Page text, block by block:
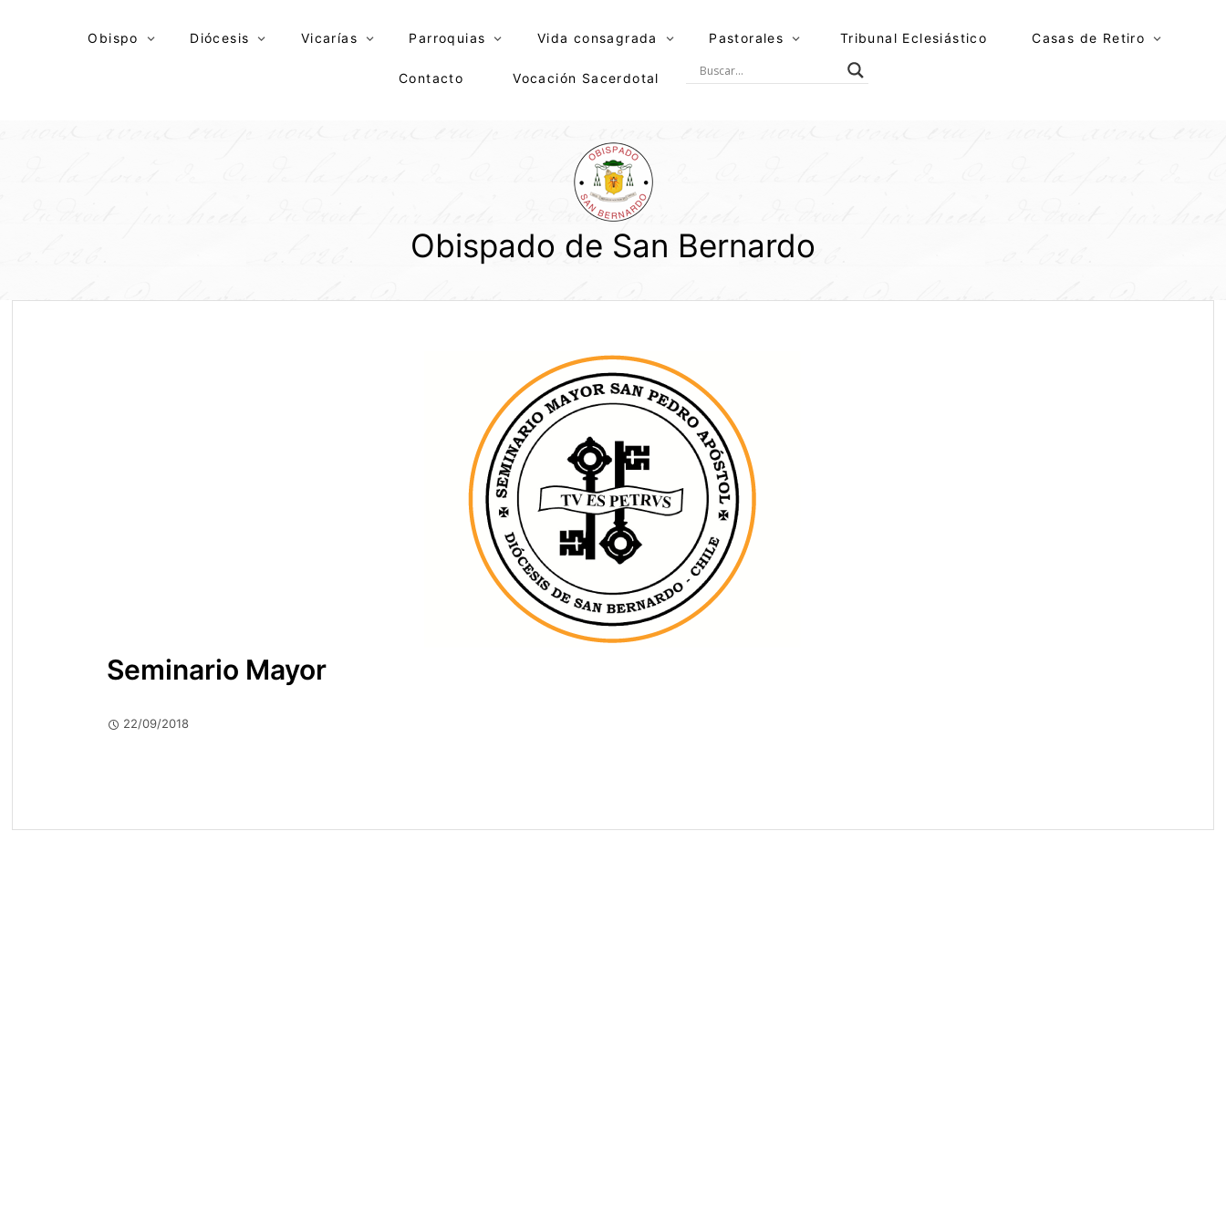
Obispo Diócesis Vicarías Parroquias Vida consagrada Pastorales Tribunal Eclesiástico Casas de Retiro
Contacto Vocación Sacerdotal
Obispado de San Bernardo
Seminario Mayor
22/09/2018